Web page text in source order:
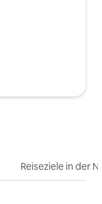
Reiseziele in der